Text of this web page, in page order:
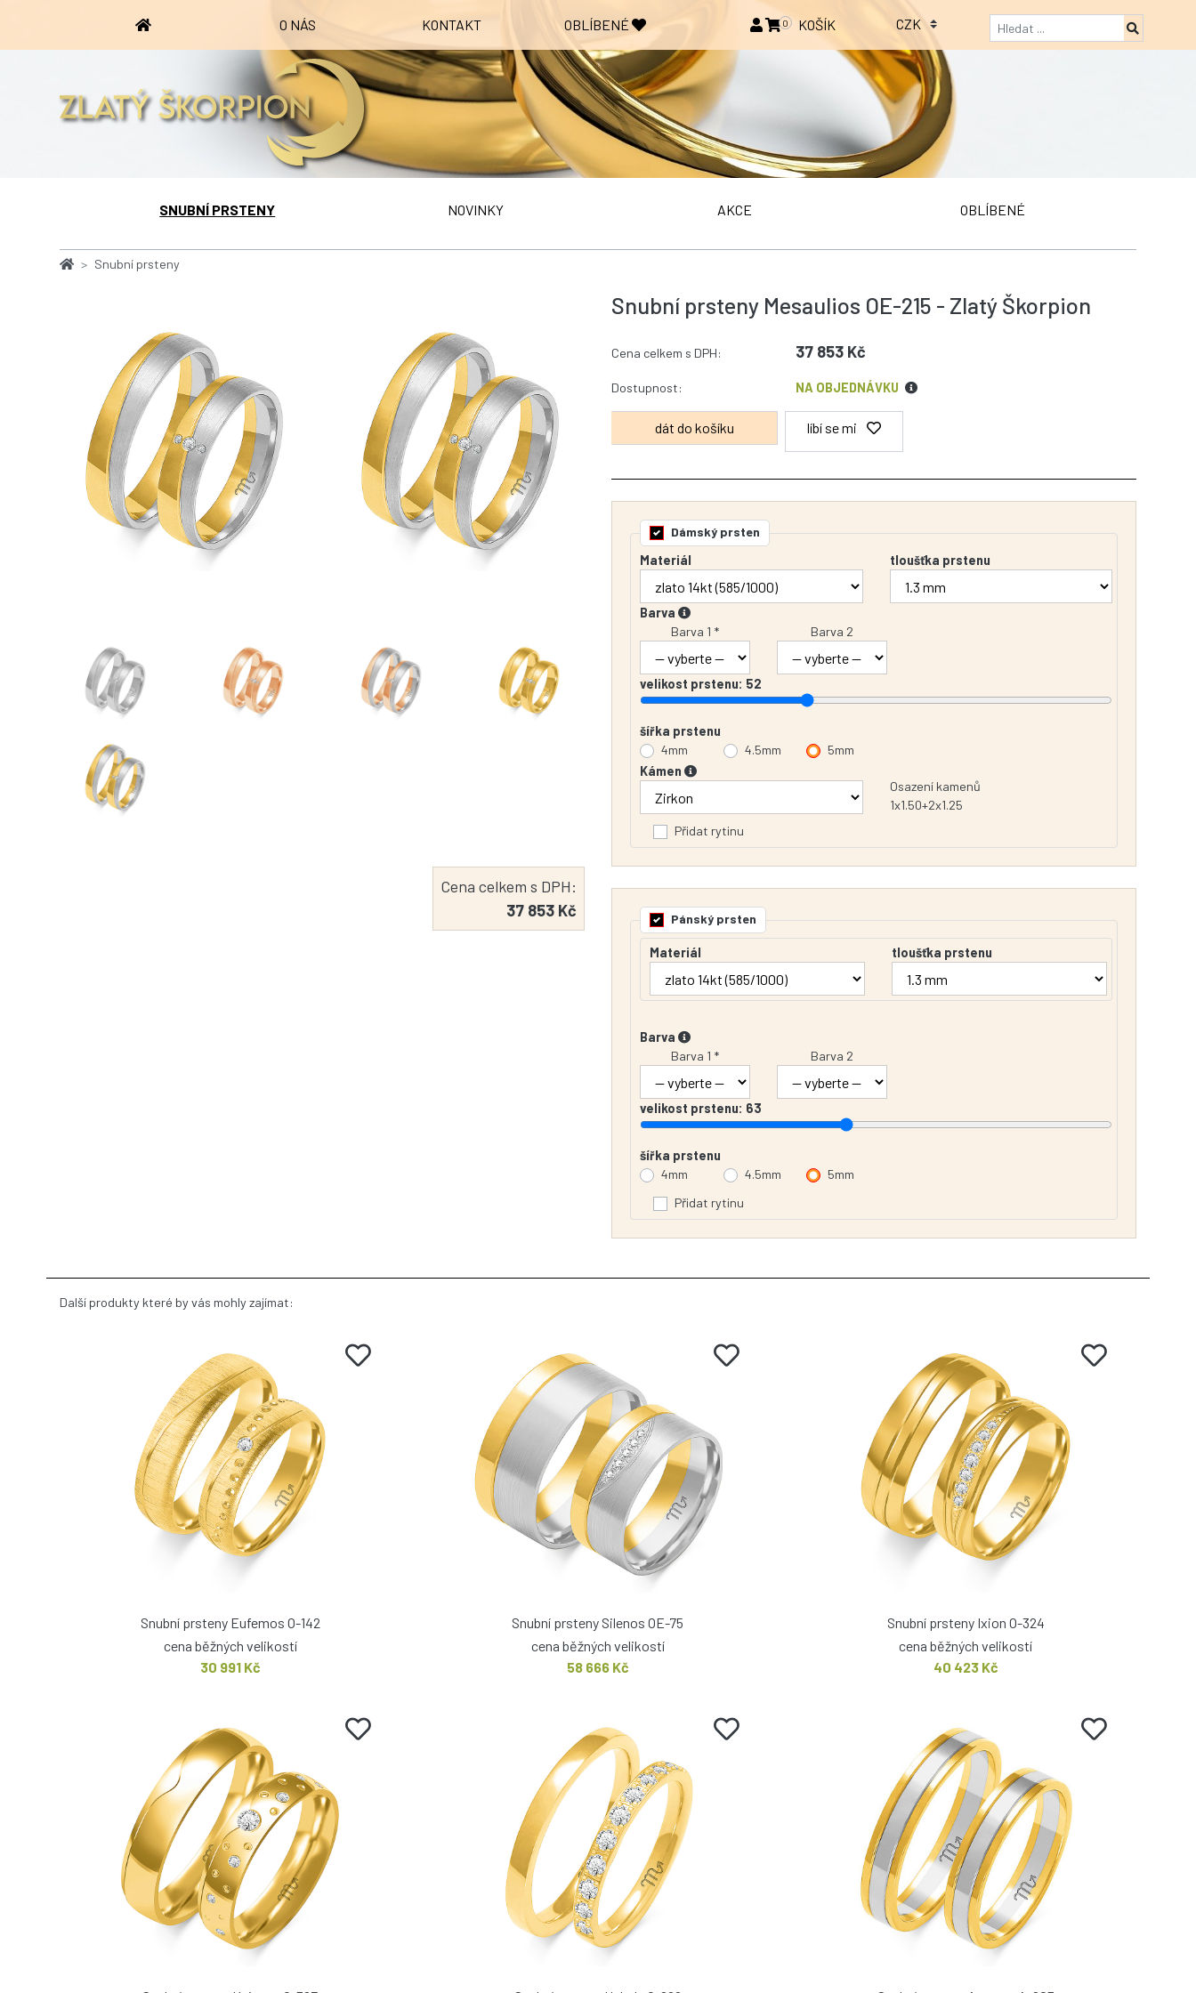
O NÁS KONTAKT OBLÍBENÉ 0 KOŠÍK
SNUBNÍ PRSTENY NOVINKY AKCE OBLÍBENÉ
Snubní prsteny
Cena celkem s DPH:
37 853 Kč
Snubní prsteny Mesaulios OE-215 - Zlatý Škorpion
Cena celkem s DPH: 37 853 Kč
Dostupnost: NA OBJEDNÁVKU
líbí se mi
Dámský prsten
Materiál
tloušťka prstenu
Barva
Barva 1 *
Barva 2
velikost prstenu: 52
šířka prstenu
4mm
4.5mm
5mm
Kámen
Osazení kamenů
1x1.50+2x1.25
Přidat rytinu
Pánský prsten
Materiál tloušťka prstenu
Barva
Barva 1 *
Barva 2
velikost prstenu: 63
šířka prstenu
4mm
4.5mm
5mm
Přidat rytinu
Další produkty které by vás mohly zajímat:
Snubní prsteny Eufemos O-142
cena běžných velikostí
30 991 Kč
Snubní prsteny Silenos OE-75
cena běžných velikostí
58 666 Kč
Snubní prsteny Ixion O-324
cena běžných velikostí
40 423 Kč